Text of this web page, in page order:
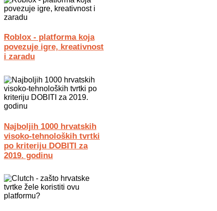
Roblox - platforma koja
povezuje igre, kreativnost
i zaradu
Najboljih 1000 hrvatskih
visoko-tehnoloških tvrtki
po kriteriju DOBITI za
2019. godinu